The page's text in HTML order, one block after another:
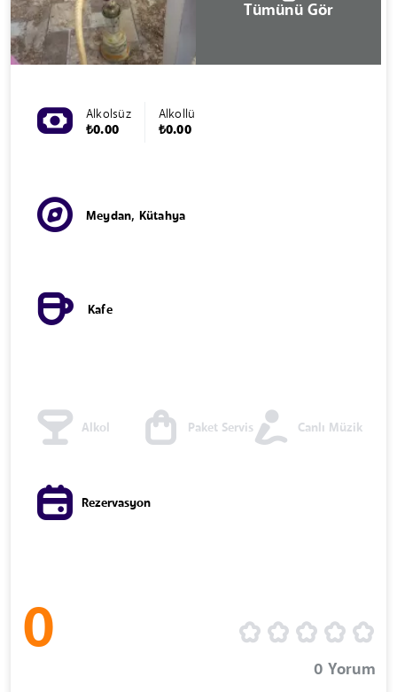
Tümünü Gör
Alkolsüz
₺0.00
Alkollü
₺0.00
Meydan, Kütahya
Kafe
Alkol Paket Servis Canlı Müzik
Rezervasyon
0
0 Yorum